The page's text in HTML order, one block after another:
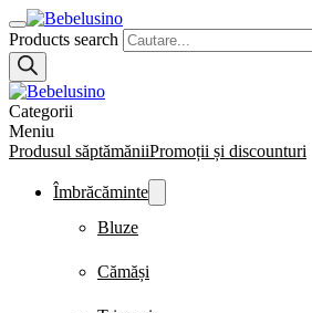
Products search
Categorii
Meniu
Produsul săptămăniiPromoții și discounturi
Îmbrăcăminte
Bluze
Cămăși